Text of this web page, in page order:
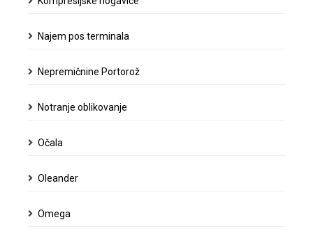
Najem pos terminala
Nepremičnine Portorož
Notranje oblikovanje
Očala
Oleander
Omega